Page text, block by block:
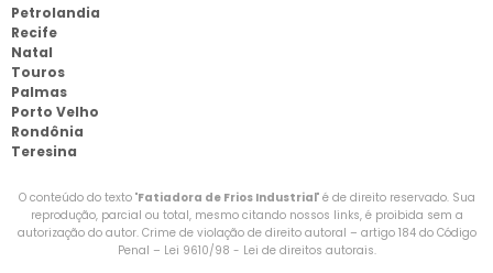
Petrolandia
Recife
Natal
Touros
Palmas
Porto Velho
Rondônia
Teresina
O conteúdo do texto "Fatiadora de Frios Industrial" é de direito reservado. Sua
reprodução, parcial ou total, mesmo citando nossos links, é proibida sem a
autorização do autor. Crime de violação de direito autoral – artigo 184 do Código
Penal – Lei 9610/98 - Lei de direitos autorais.